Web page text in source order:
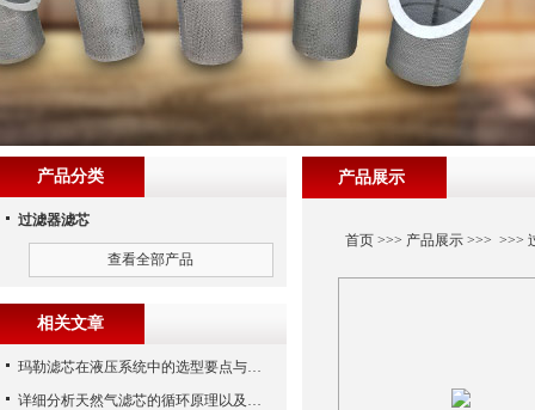
产品展示
首页>>> 产品展示>>> >>>
产品分类
过滤器滤芯
查看全部产品
相关文章
玛勒滤芯在液压系统中的选型要点与常见误区
详细分析天然气滤芯的循环原理以及使用特性